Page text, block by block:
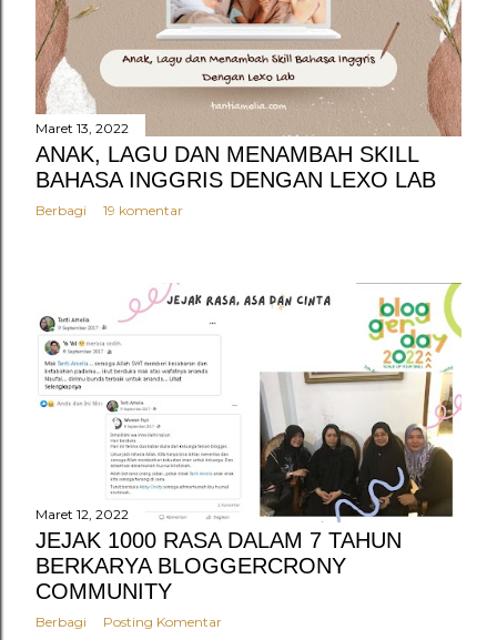
Maret 13, 2022
ANAK, LAGU DAN MENAMBAH SKILL
BAHASA INGGRIS DENGAN LEXO LAB
Berbagi 19 komentar
Maret 12, 2022
JEJAK 1000 RASA DALAM 7 TAHUN
BERKARYA BLOGGERCRONY
COMMUNITY
Berbagi Posting Komentar